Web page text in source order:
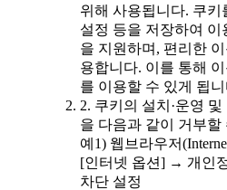
위해 사용됩니다. 쿠
설정 등을 저장하여 이
을 지원하며, 편리한
용합니다. 이를 통해
를 이용할 수 있게 됩니
2. 쿠키의 설치·운영
을 다음과 같이 거부할
예1) 웹브라우저
[인터넷 옵션] → 개인
차단 설정